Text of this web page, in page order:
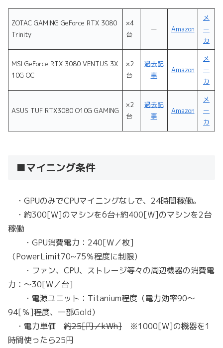
ZOTAC GAMING GeForce RTX 3080
Trinity
×4
台
ー Amazon
メ
ー
カ
MSI GeForce RTX 3080 VENTUS 3X
10G OC
×2
台
過去記
事
Amazon
メ
ー
カ
ASUS TUF RTX3080 O10G GAMING
×2
台
過去記
事
Amazon
メ
ー
カ
■マイニング条件
・GPUのみでCPUマイニングなしで、24時間稼働。
・約300[W]のマシンを6台+約400[W]のマシンを2台
稼働
・GPU消費電力：240[W／枚]
（PowerLimit70~75％程度に制限）
・ファン、CPU、ストレージ等々の周辺機器の消費電
力：～30[W／台]
・電源ユニット：Titanium程度（電力効率90～
94[％]程度、一部Gold）
・電力単価 約25[円／kWh] ※1000[W]の機器を1
時間使ったら25円